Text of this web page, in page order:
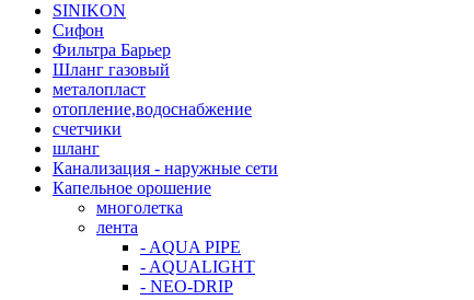
SINIKON
Сифон
Фильтра Барьер
Шланг газовый
металопласт
отопление,водоснабжение
счетчики
шланг
Канализация - наружные сети
Капельное орошение
многолетка
лента
- AQUA PIPE
- AQUALIGHT
- NEO-DRIP